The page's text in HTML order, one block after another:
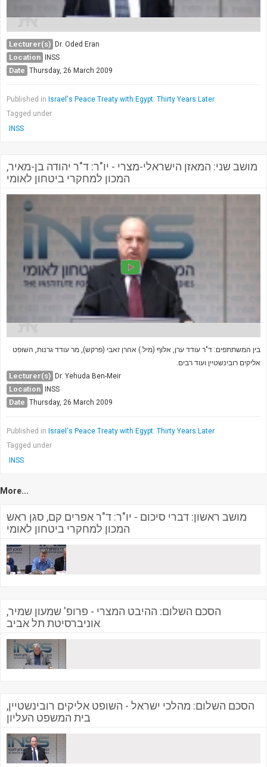
Lecturer(s) Dr. Oded Eran
Location INSS
Date Thursday, 26 March 2009
Published in Israel's Peace Treaty with Egypt: Thirty Years Later
Tagged under
INSS
מושב שני: המאזן הישראלי-מצרי - יו"ר: ד"ר יהודה בן-מאיר,
המכון למחקרי ביטחון לאומי
בין המשתתפים: ד"ר עודד ערן, אלוף (מיל.) אהרן זאבי (פרקש), מר עודד גרנות, השופט
אליקים רובינשטיין ועוד רבים.
Lecturer(s) Dr. Yehuda Ben-Meir
Location INSS
Date Thursday, 26 March 2009
Published in Israel's Peace Treaty with Egypt: Thirty Years Later
Tagged under
INSS
More...
מושב ראשון: דברי סיכום - יו"ר: ד"ר אפרים קם, סגן ראש
המכון למחקרי ביטחון לאומי
הסכם השלום: ההיבט המצרי - פרופ' שמעון שמיר,
אוניברסיטת תל אביב
הסכם השלום: מהלכי ישראל - השופט אליקים רובינשטיין,
בית המשפט העליון